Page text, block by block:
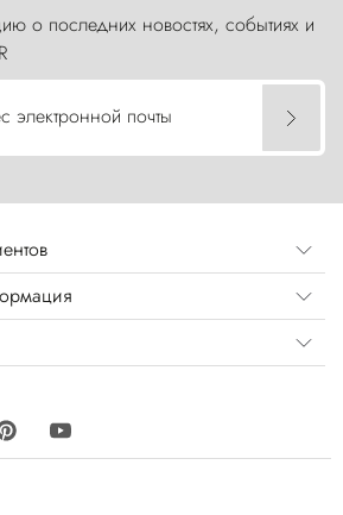
о последних новостях, событиях и
электронной почты